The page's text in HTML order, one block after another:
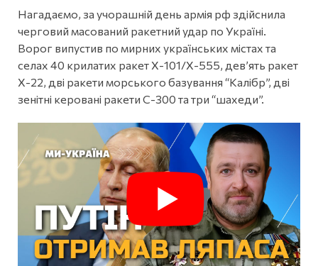
Нагадаємо, за учорашній день армія рф здійснила
черговий масований ракетний удар по Україні.
Ворог випустив по мирних українських містах та
селах 40 крилатих ракет Х-101/Х-555, дев’ять ракет
Х-22, дві ракети морського базування “Калібр”, дві
зенітні керовані ракети С-300 та три “шахеди”.